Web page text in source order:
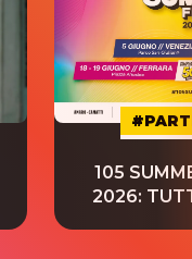
105
2026: